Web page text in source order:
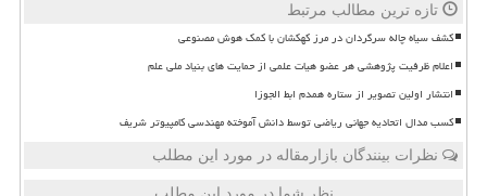
تازه ترین مطالب مرتبط
کشف سیاه چاله سرگردان در مرز کهکشان با کمک هوش مصنوعی
اعلام ظرفیت پژوهشی هر عضو هیات علمی از حمایت های بنیاد ملی علم
انتشار اولین تصویر از ستاره همدم ابط الجوزا
کسب مدال اتحادیه جهانی ریاضی توسط دانش آموخته مهندسی کامپیوتر شریف
نظرات بینندگان بازارمقاله در مورد این مطلب